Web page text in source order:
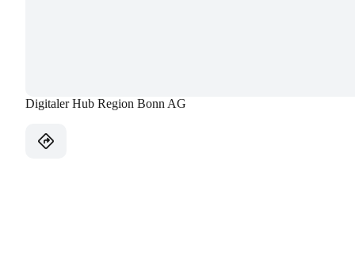
Digitaler Hub Region Bonn AG